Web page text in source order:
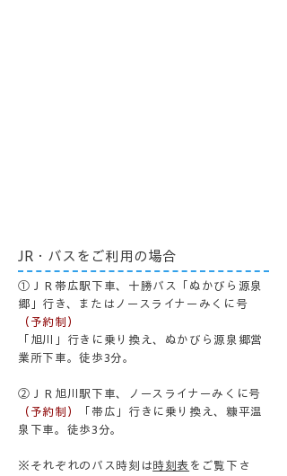
JR・バスをご利用の場合
①ＪＲ帯広駅下車、十勝バス「ぬかびら源泉
郷」行き、またはノースライナーみくに号
（予約制）
「旭川」行きに乗り換え、ぬかびら源泉郷営
業所下車。徒歩3分。
②ＪＲ旭川駅下車、ノースライナーみくに号
（予約制）
「帯広」行きに乗り換え、糠平温
泉下車。徒歩3分。
※それぞれのバス時刻は時刻表 をご覧下さ